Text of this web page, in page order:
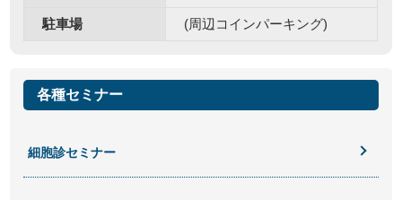
駐車場 (周辺コインパーキング)
各種セミナー
細胞診セミナー